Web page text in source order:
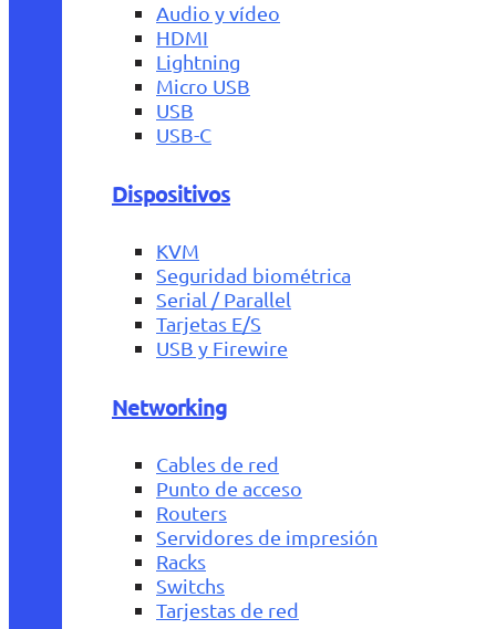
Audio y vídeo
HDMI
Lightning
Micro USB
USB
USB-C
Dispositivos
KVM
Seguridad biométrica
Serial / Parallel
Tarjetas E/S
USB y Firewire
Networking
Cables de red
Punto de acceso
Routers
Servidores de impresión
Racks
Switchs
Tarjestas de red